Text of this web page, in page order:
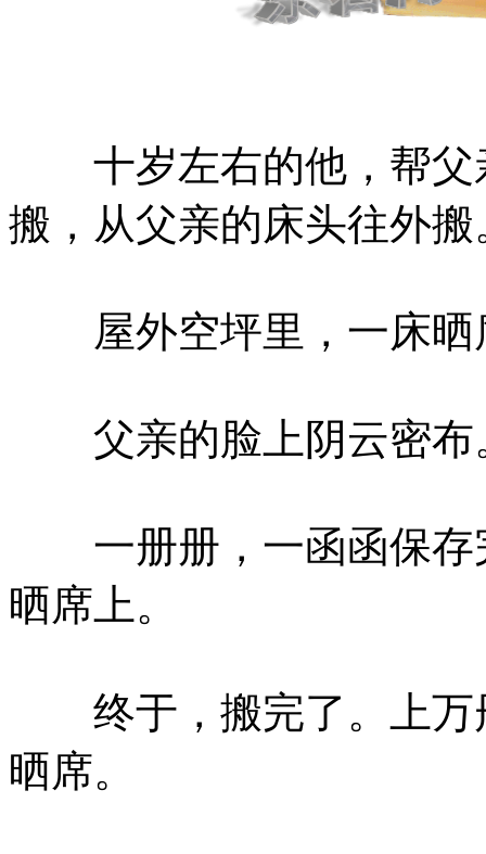
十岁左右的他，帮父
搬，从父亲的床头往外搬
屋外空坪里，一床晒
父亲的脸上阴云密布
一册册，一函函保存
晒席上。
终于，搬完了。上万
晒席。